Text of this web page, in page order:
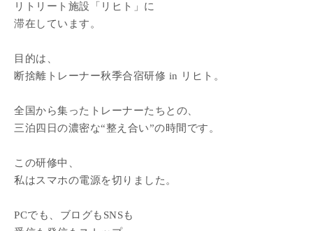
リトリート施設「リヒト」に
滞在しています。
目的は、
断捨離トレーナー秋季合宿研修 in リヒト。
全国から集ったトレーナーたちとの、
三泊四日の濃密な“整え合い”の時間です。
この研修中、
私はスマホの電源を切りました。
PCでも、ブログもSNSも